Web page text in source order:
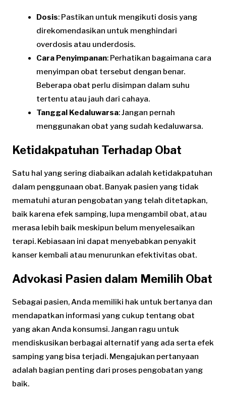
Dosis: Pastikan untuk mengikuti dosis yang
direkomendasikan untuk menghindari
overdosis atau underdosis.
Cara Penyimpanan: Perhatikan bagaimana cara
menyimpan obat tersebut dengan benar.
Beberapa obat perlu disimpan dalam suhu
tertentu atau jauh dari cahaya.
Tanggal Kedaluwarsa: Jangan pernah
menggunakan obat yang sudah kedaluwarsa.
Ketidakpatuhan Terhadap Obat
Satu hal yang sering diabaikan adalah ketidakpatuhan
dalam penggunaan obat. Banyak pasien yang tidak
mematuhi aturan pengobatan yang telah ditetapkan,
baik karena efek samping, lupa mengambil obat, atau
merasa lebih baik meskipun belum menyelesaikan
terapi. Kebiasaan ini dapat menyebabkan penyakit
kanser kembali atau menurunkan efektivitas obat.
Advokasi Pasien dalam Memilih Obat
Sebagai pasien, Anda memiliki hak untuk bertanya dan
mendapatkan informasi yang cukup tentang obat
yang akan Anda konsumsi. Jangan ragu untuk
mendiskusikan berbagai alternatif yang ada serta efek
samping yang bisa terjadi. Mengajukan pertanyaan
adalah bagian penting dari proses pengobatan yang
baik.